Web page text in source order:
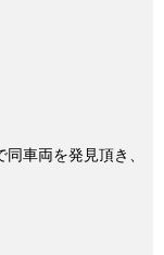
車両を発見頂き、